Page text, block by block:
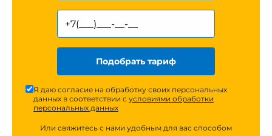
Подобрать тариф
Я даю согласие на обработку своих персональных
данных в соответствии с условиями обработки
персональных данных
Или свяжитесь с нами удобным для вас способом